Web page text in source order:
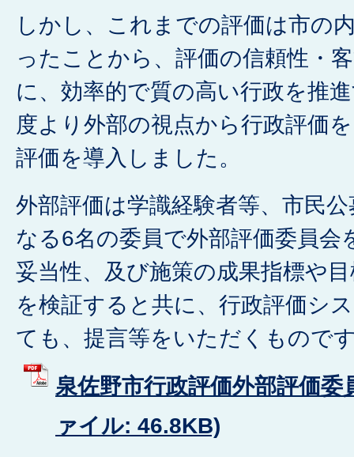
しかし、これまでの評価は市の
ったことから、評価の信頼性・
に、効率的で質の高い行政を推
度より外部の視点から行政評価
評価を導入しました。
外部評価は学識経験者等、市民
なる6名の委員で外部評価委員会
妥当性、及び施策の成果指標や
を検証すると共に、行政評価シ
ても、提言等をいただくもので
泉佐野市行政評価外部評価委
ァイル: 46.8KB)